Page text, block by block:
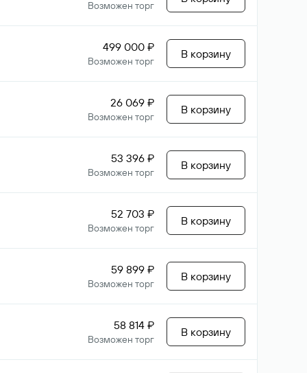
Возможен торг
499 000 ₽
Возможен торг
В корзину
26 069 ₽
Возможен торг
В корзину
53 396 ₽
Возможен торг
В корзину
52 703 ₽
Возможен торг
В корзину
59 899 ₽
Возможен торг
В корзину
58 814 ₽
Возможен торг
В корзину